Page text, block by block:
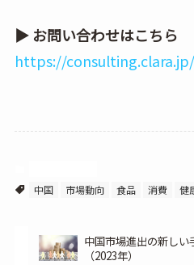
▶ お問い合わせはこちら
https://
中国
市場動向 食品 消費 健
中国市場進出の新し
（2023年）